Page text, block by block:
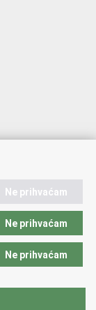
Hrvatsku
Ne prihvaćam
Ne prihvaćam
Ne prihvaćam